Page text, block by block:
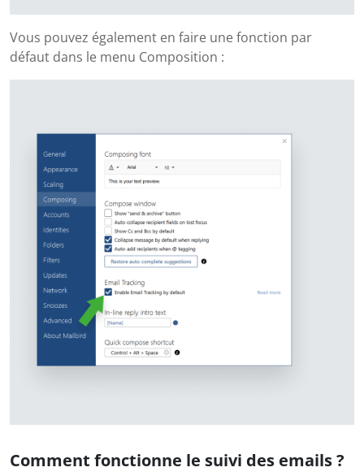
Vous pouvez également en faire une fonction par
défaut dans le menu Composition :
Comment fonctionne le suivi des emails ?